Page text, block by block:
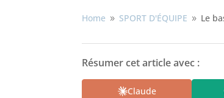
Home 9 SPORT D'ÉQUIPE 9 Le
Résumer cet article avec :
Claude